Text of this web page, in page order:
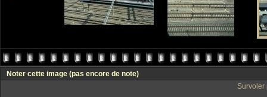
Noter cette image (pas encore de note)
Survoler